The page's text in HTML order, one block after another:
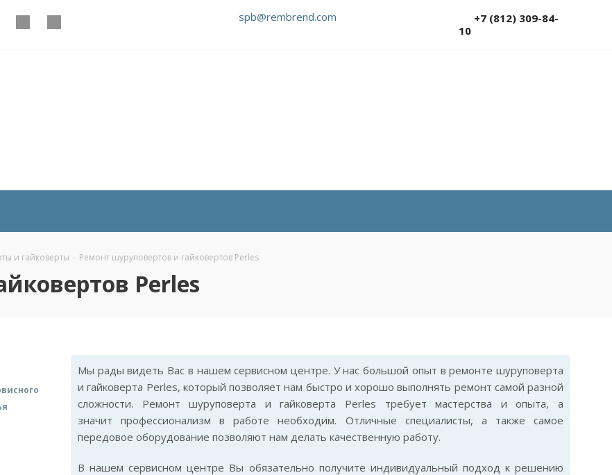
spb@rembrend.com
+7 (812) 309-84-
10
и гайковерты - Ремонт шуруповертов и гайковертов Perles
Perles
Мы рады видеть Вас в нашем сервисном центре. У нас большой опыт в ремонте шуруповерта
и гайковерта Perles, который позволяет нам быстро и хорошо выполнять ремонт самой разной
сложности. Ремонт шуруповерта и гайковерта Perles требует мастерства и опыта, а
значит профессионализм в работе необходим. Отличные специалисты, а также самое
передовое оборудование позволяют нам делать качественную работу.
В нашем сервисном центре Вы обязательно получите индивидуальный подход к решению